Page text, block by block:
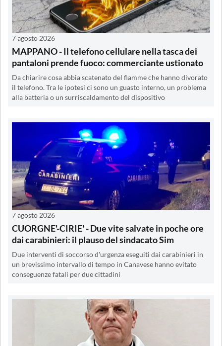
7 agosto 2026
MAPPANO - Il telefono cellulare nella tasca dei
pantaloni prende fuoco: commerciante ustionato
Da chiarire cosa abbia scatenato del fiamme che hanno divorato
il telefono. Tra le ipotesi ci sono un guasto interno, un problema
alla batteria o un surriscaldamento del dispositivo
7 agosto 2026
CUORGNE'-CIRIE' - Due vite salvate in poche ore
dai carabinieri: il plauso del sindacato Sim
Due interventi di soccorso d'urgenza eseguiti dai carabinieri in
un brevissimo intervallo di tempo in Canavese hanno evitato
conseguenze fatali per due cittadini